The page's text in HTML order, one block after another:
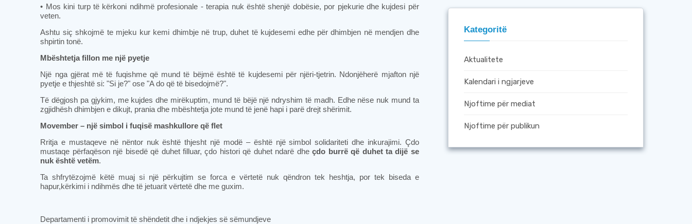
• Mos kini turp të kërkoni ndihmë profesionale - terapia nuk është shenjë dobësie, por pjekurie dhe kujdesi për
veten.
Ashtu siç shkojmë te mjeku kur kemi dhimbje në trup, duhet të kujdesemi edhe për dhimbjen në mendjen dhe
shpirtin tonë.
Mbështetja fillon me një pyetje
Një nga gjërat më të fuqishme që mund të bëjmë është të kujdesemi për njëri-tjetrin. Ndonjëherë mjafton një
pyetje e thjeshtë si: "Si je?" ose "A do që të bisedojmë?".
Të dëgjosh pa gjykim, me kujdes dhe mirëkuptim, mund të bëjë një ndryshim të madh. Edhe nëse nuk mund ta
zgjidhësh dhimbjen e dikujt, prania dhe mbështetja jote mund të jenë hapi i parë drejt shërimit.
Movember – një simbol i fuqisë mashkullore që flet
Rritja e mustaqeve në nëntor nuk është thjesht një modë – është një simbol solidariteti dhe inkurajimi. Çdo
mustaqe përfaqëson një bisedë që duhet filluar, çdo histori që duhet ndarë dheçdo burrë që duhet ta dijë se
nuk është vetëm.
Ta shfrytëzojmë këtë muaj si një përkujtim se forca e vërtetë nuk qëndron tek heshtja, por tek biseda e
hapur,kërkimi i ndihmës dhe të jetuarit vërtetë dhe me guxim.
Departamenti i promovimit të shëndetit dhe i ndjekjes së sëmundjeve
Kategoritë
Aktualitete
Kalendari i ngjarjeve
Njoftime për mediat
Njoftime për publikun